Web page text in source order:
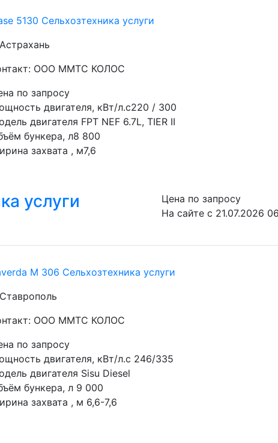
5130 Сельхозтехника услуги
ООО ММТС КОЛОС
по запросу
двигателя, кВт/л.с220 / 300
двигателя FPT NEF 6.7L, TIER II
бункера, л8 800
захвата , м7,6
услуги
Цена по запросу
На сайте с 21.07.2026
М 306 Сельхозтехника услуги
ООО ММТС КОЛОС
по запросу
двигателя, кВт/л.с 246/335
двигателя Sisu Diesel
бункера, л 9 000
захвата , м 6,6-7,6